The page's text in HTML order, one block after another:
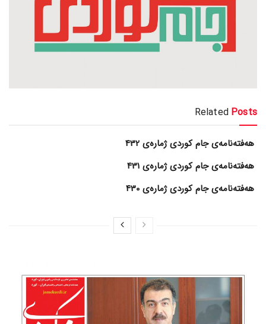
Related Posts
هەفتەنامەی جام کوردی ژمارەی 432
هەفتەنامەی جام کوردی ژمارەی 431
هەفتەنامەی جام کوردی ژمارەی 430